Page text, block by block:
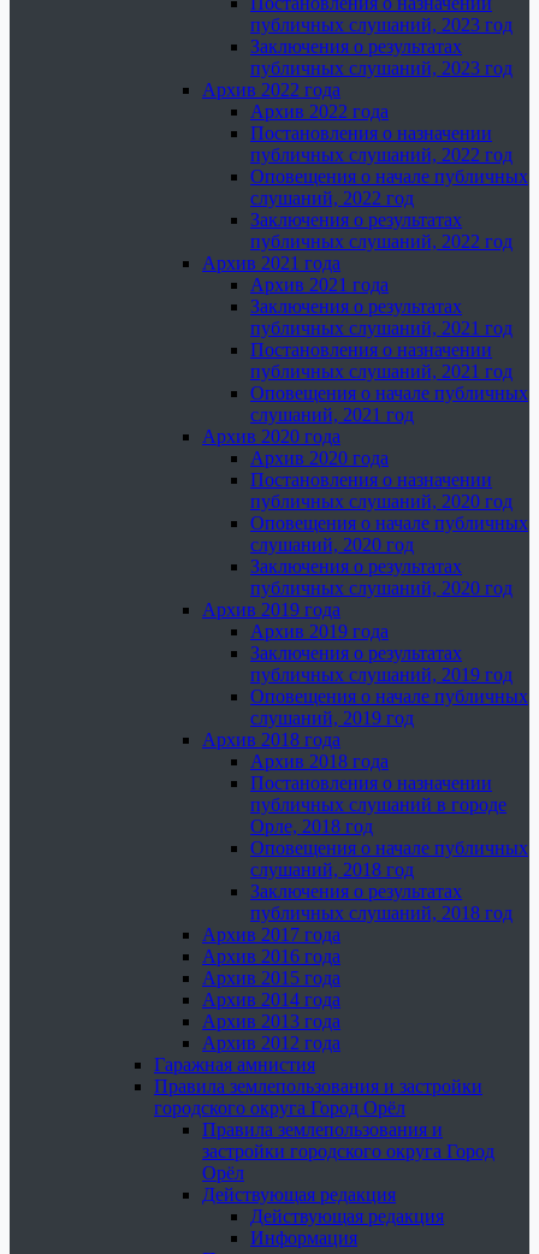
публичных слушаний, 2023 год
Заключения о результатах
публичных слушаний, 2023 год
Архив 2022 года
Архив 2022 года
Постановления о назначении
публичных слушаний, 2022 год
Оповещения о начале публичных
слушаний, 2022 год
Заключения о результатах
публичных слушаний, 2022 год
Архив 2021 года
Архив 2021 года
Заключения о результатах
публичных слушаний, 2021 год
Постановления о назначении
публичных слушаний, 2021 год
Оповещения о начале публичных
слушаний, 2021 год
Архив 2020 года
Архив 2020 года
Постановления о назначении
публичных слушаний, 2020 год
Оповещения о начале публичных
слушаний, 2020 год
Заключения о результатах
публичных слушаний, 2020 год
Архив 2019 года
Архив 2019 года
Заключения о результатах
публичных слушаний, 2019 год
Оповещения о начале публичных
слушаний, 2019 год
Архив 2018 года
Архив 2018 года
Постановления о назначении
публичных слушаний в городе
Орле, 2018 год
Оповещения о начале публичных
слушаний, 2018 год
Заключения о результатах
публичных слушаний, 2018 год
Архив 2017 года
Архив 2016 года
Архив 2015 года
Архив 2014 года
Архив 2013 года
Архив 2012 года
Гаражная амнистия
Правила землепользования и застройки
городского округа Город Орёл
Правила землепользования и
застройки городского округа Город
Орёл
Действующая редакция
Действующая редакция
Информация